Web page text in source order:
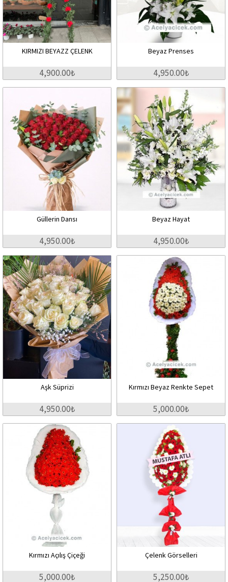
KIRMIZI BEYAZZ ÇELENK
4,900.00₺
Beyaz Prenses
4,950.00₺
Güllerin Dansı
4,950.00₺
Beyaz Hayat
4,950.00₺
Aşk Süprizi
4,950.00₺
Kırmızı Beyaz Renkte Sepet
5,000.00₺
Kırmızı Açılış Çiçeği
5,000.00₺
Çelenk Görselleri
5,250.00₺